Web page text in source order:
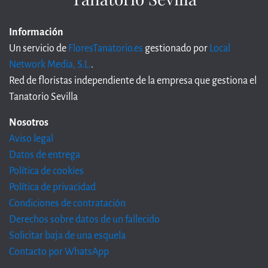
Información
Un servicio de FloresTanatorio.es gestionado por Local
Network Media, S.L..
Red de floristas independiente de la empresa que gestiona el
Tanatorio Sevilla
Nosotros
Aviso legal
Datos de entrega
Política de cookies
Política de privacidad
Condiciones de contratación
Derechos sobre datos de un fallecido
Solicitar baja de una esquela
Contacto por WhatsApp